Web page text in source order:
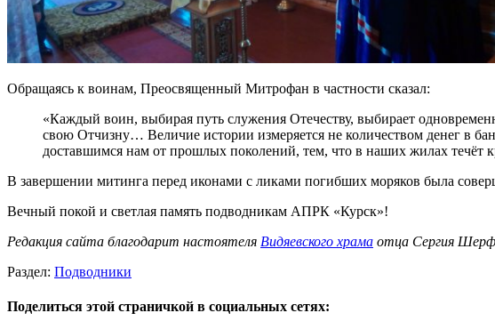
Обращаясь к воинам, Преосвященный Митрофан в частности сказал:
«Каждый воин, выбирая путь служения Отечеству, выбирает
свою Отчизну… Величие истории измеряется не количеством денег в
доставшимся нам от прошлых поколений, тем, что в наших жилах течёт
В завершении митинга перед иконами с ликами погибших моряков была
Вечный покой и светлая память подводникам АПРК «Курск»!
Редакция сайта благодарит настоятеля Видяевского храма отца Сергия
Раздел: Подводники
Поделиться этой страничкой в социальных сетях: